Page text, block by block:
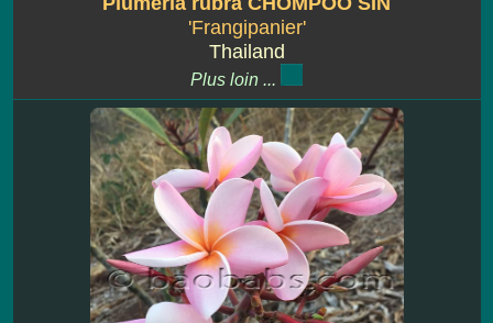
'Frangipanier'
Thailand
Plus loin ...